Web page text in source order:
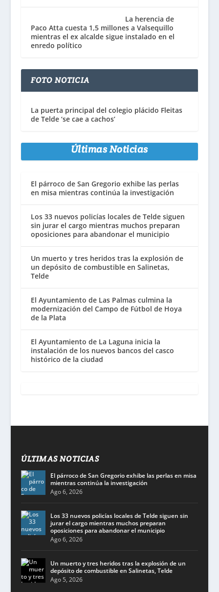
La herencia de
Paco Atta cuesta 1,5 millones a Valsequillo
mientras el ex alcalde sigue instalado en el
enredo político
FOTO NOTICIA
La puerta principal del colegio plácido Fleitas
de Telde ‘se cae a cachos’
Últimas Noticias
El párroco de San Gregorio exhibe las perlas
en misa mientras continúa la investigación
Los 33 nuevos policías locales de Telde siguen
sin jurar el cargo mientras muchos preparan
oposiciones para abandonar el municipio
Un muerto y tres heridos tras la explosión de
un depósito de combustible en Salinetas,
Telde
El Ayuntamiento de Las Palmas culmina la
modernización del Campo de Fútbol de Hoya
de la Plata
El Ayuntamiento de La Laguna inicia la
instalación de los nuevos bancos del casco
histórico de la ciudad
ÚLTIMAS NOTICIAS
El párroco de San Gregorio exhibe las perlas en misa
mientras continúa la investigación
Ago 6, 2026
Los 33 nuevos policías locales de Telde siguen sin
jurar el cargo mientras muchos preparan
oposiciones para abandonar el municipio
Ago 6, 2026
Un muerto y tres heridos tras la explosión de un
depósito de combustible en Salinetas, Telde
Ago 5, 2026